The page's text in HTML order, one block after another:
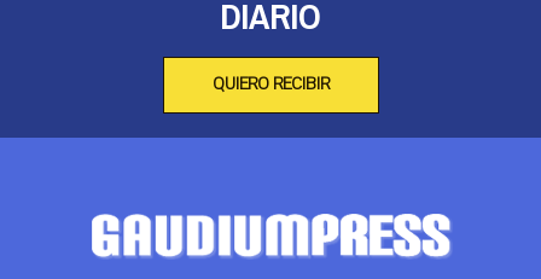
DIARIO
QUIERO RECIBIR